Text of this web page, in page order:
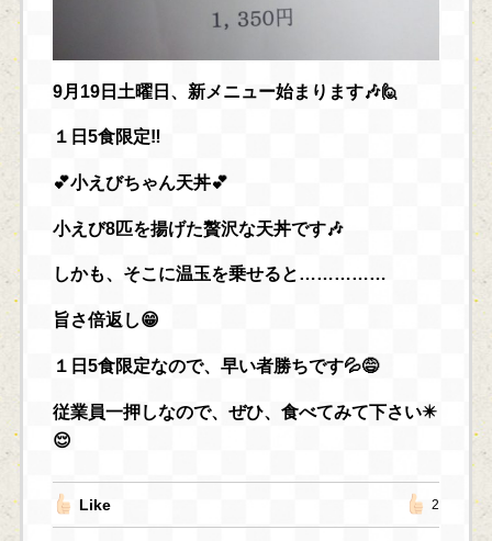
9月19日土曜日、新メニュー始まります🎶🙋
１日5食限定‼️
💕小えびちゃん天丼💕
小えび8匹を揚げた贅沢な天丼です🎶
しかも、そこに温玉を乗せると……………
旨さ倍返し😁
１日5食限定なので、早い者勝ちです💦😅
従業員一押しなので、ぜひ、食べてみて下さい✴️
😌
Like 2